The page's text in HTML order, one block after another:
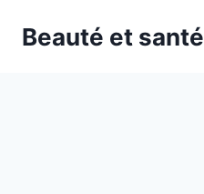
Beauté et santé